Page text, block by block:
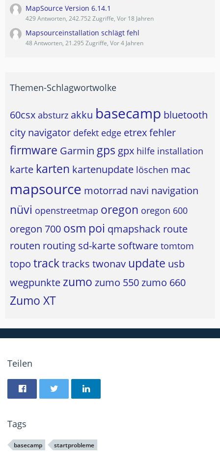
MapSource Version 6.14.1
429 Antworten, 242.752 Zugriffe, Vor 18 Jahren
Mapsourceinstallation schlägt fehl
48 Antworten, 21.295 Zugriffe, Vor 4 Jahren
Themen-Schlagwortwolke
60csx absturz akku basecamp bluetooth
city navigator defekt edge etrexfehler
firmware Garmin gps gpx hilfe installation
karte karten kartenupdate löschen mac
mapsource motorrad navi navigation
nüvi openstreetmap oregon oregon 600
oregon 700 osm poi qmapshack route
routen routing sd-karte software tomtom
topo tracktracks twonav update usb
wegpunkte zumo zumo 550zumo 660
Zumo XT
Teilen
Tags
basecamp startprobleme